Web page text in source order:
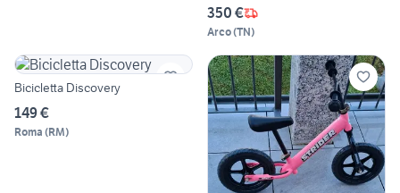
350 €
Arco(TN)
Bicicletta Discovery
149 €
Roma (RM)